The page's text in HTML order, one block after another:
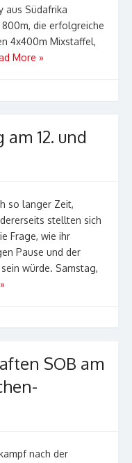
aus Südafrika
die erfolgreiche
4x400m Mixstaffel,
More »
12. und
so langer Zeit,
stellten sich
Frage, wie ihr
Pause und der
würde. Samstag,
SOB am
nach der